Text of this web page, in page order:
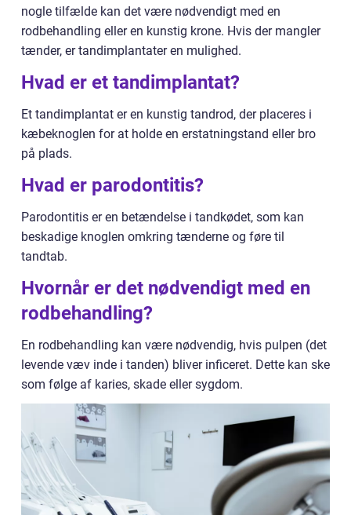
nogle tilfælde kan det være nødvendigt med en
rodbehandling eller en kunstig krone. Hvis der mangler
tænder, er tandimplantater en mulighed.
Hvad er et tandimplantat?
Et tandimplantat er en kunstig tandrod, der placeres i
kæbeknoglen for at holde en erstatningstand eller bro
på plads.
Hvad er parodontitis?
Parodontitis er en betændelse i tandkødet, som kan
beskadige knoglen omkring tænderne og føre til
tandtab.
Hvornår er det nødvendigt med en
rodbehandling?
En rodbehandling kan være nødvendig, hvis pulpen (det
levende væv inde i tanden) bliver inficeret. Dette kan ske
som følge af karies, skade eller sygdom.